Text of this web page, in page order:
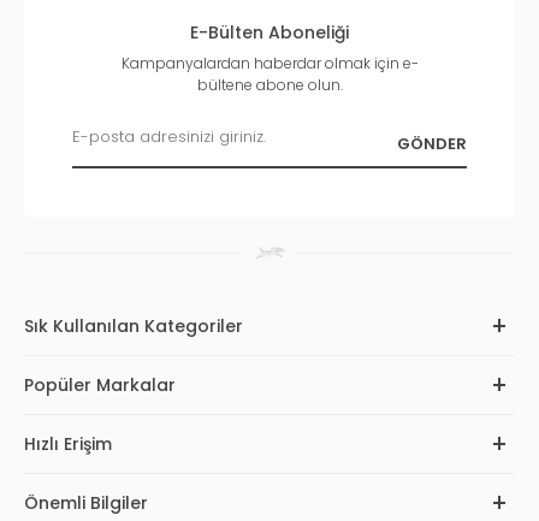
E-Bülten Aboneliği
Kampanyalardan haberdar olmak için e-
bültene abone olun.
Sık Kullanılan Kategoriler
Popüler Markalar
Hızlı Erişim
Önemli Bilgiler